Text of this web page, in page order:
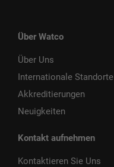
Über Watco
Über Uns
Internationale Standorte
Akkreditierungen
Neuigkeiten
Kontakt aufnehmen
Kontaktieren Sie Uns